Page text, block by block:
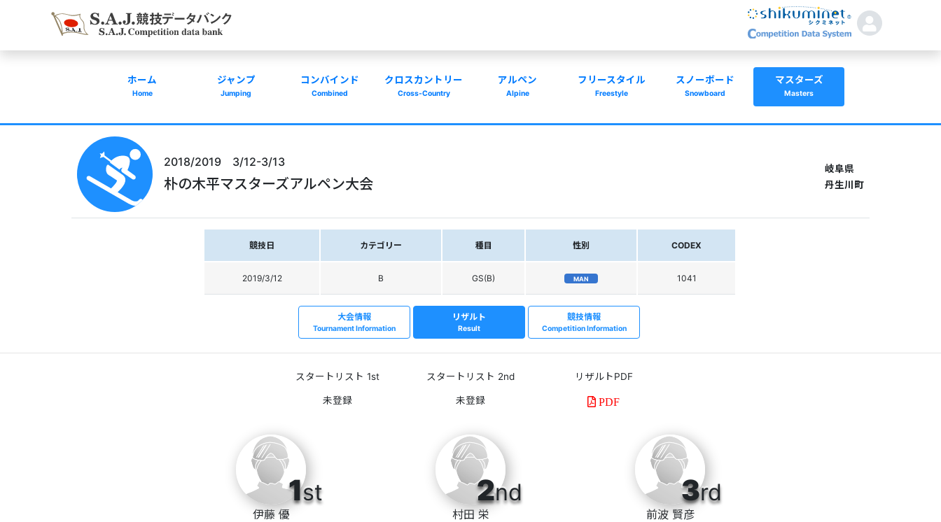
ホーム
Home
ジャンプ
Jumping
コンバインド
Combined
クロスカントリー
Cross-Country
アルペン
Alpine
フリースタイル
Freestyle
スノーボード
Snowboard
マスターズ
Masters
2018/2019 3/12-3/13
朴の木平マスターズアルペン大会
岐阜県
丹生川町
競技日 カテゴリー 種目 性別 CODEX
2019/3/12 B GS(B) MAN 1041
大会情報
Tournament Information
リザルト
Result
競技情報
Competition Information
スタートリスト 1st スタートリスト 2nd リザルトPDF
PDF
1st
伊藤 優
2nd
村田 栄
3rd
前波 賢彦